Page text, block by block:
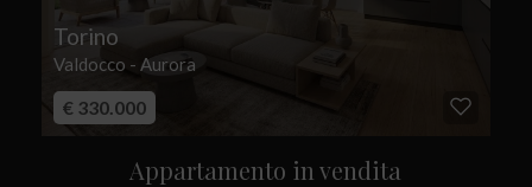
Torino
Valdocco - Aurora
€ 330.000
Appartamento in vendita